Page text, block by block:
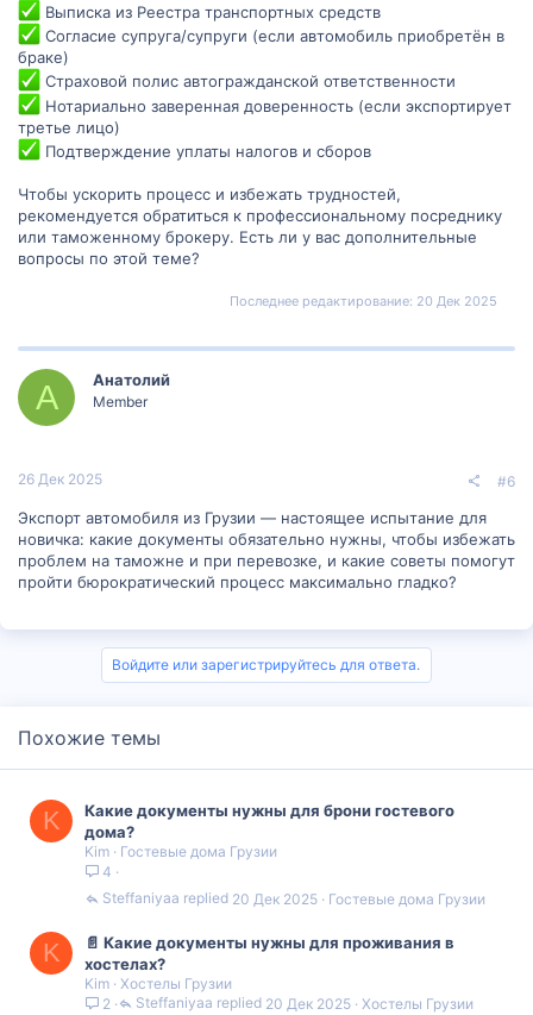
Выписка из Реестра транспортных средств
Согласие супруга/супруги (если автомобиль приобретён в
браке)
Страховой полис автогражданской ответственности
Нотариально заверенная доверенность (если экспортирует
третье лицо)
Подтверждение уплаты налогов и сборов
Чтобы ускорить процесс и избежать трудностей,
рекомендуется обратиться к профессиональному посреднику
или таможенному брокеру. Есть ли у вас дополнительные
вопросы по этой теме?
Последнее редактирование: 20 Дек 2025
А Анатолий
Member
26 Дек 2025 #6
Экспорт автомобиля из Грузии — настоящее испытание для
новичка: какие документы обязательно нужны, чтобы избежать
проблем на таможне и при перевозке, и какие советы помогут
пройти бюрократический процесс максимально гладко?
Войдите или зарегистрируйтесь для ответа.
Похожие темы
K
Какие документы нужны для брони гостевого
дома?
Kim
Гостевые дома Грузии
4
Гостевые дома Грузии
20 Дек 2025
Steffaniyaa
K
📄 Какие документы нужны для проживания в
хостелах?
Kim Хостелы Грузии
2
Хостелы Грузии
20 Дек 2025
Steffaniyaa